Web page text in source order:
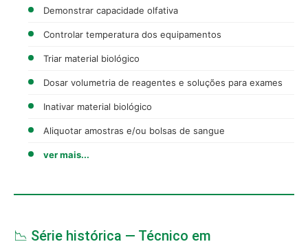
Demonstrar capacidade olfativa
Controlar temperatura dos equipamentos
Triar material biológico
Dosar volumetria de reagentes e soluções para exames
Inativar material biológico
Aliquotar amostras e/ou bolsas de sangue
ver mais...
📉 Série histórica — Técnico em